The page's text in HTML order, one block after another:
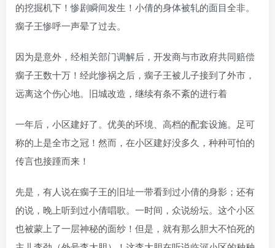
的挖掘机下！惨剧瞬间发生！小倩的身体被轧的面目全非。
瘸子王惨呼一声晕了过去。
因为是意外，经相关部门调解后，开发商与市政府共同赔偿
瘸子王数十万！经此惨祸之后，瘸子王被儿子接到了外市，
远离这个伤心地。旧城改造，继续有条不紊的进行着
一年后，小区建好了。优美的环境、高档的配套设施。足可
称的上是全市之冠！然而，在小区建好没多久，种种可怕的
传言也接踵而来！
先是，有人说在瘸子王的旧址一带看到过小倩的身影；还有
的说，晚上听到过小倩唱歌。一时间，众说纷坛。这个小区
也被蒙上了一层神秘的面纱！但是，就有那么胆大不怕死的